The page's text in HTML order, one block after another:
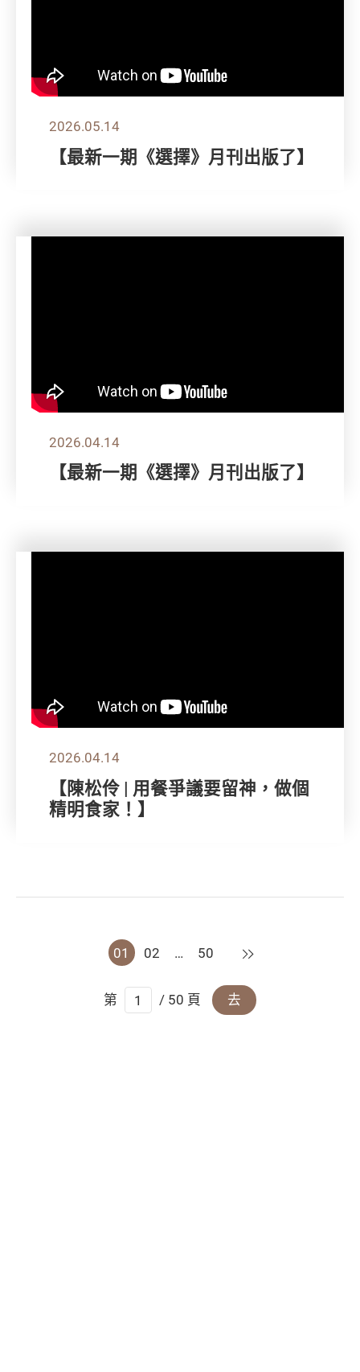
2026.05.14
【最新一期《選擇》月刊出版了】
2026.04.14
【最新一期《選擇》月刊出版了】
2026.04.14
【陳松伶 | 用餐爭議要留神，做個
精明食家！】
01 02 … 50 下一頁
第 / 50 頁 去